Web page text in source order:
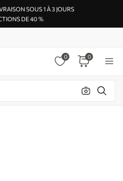
SOUS 1 À 3 JOURS
DE 40 %
0 0